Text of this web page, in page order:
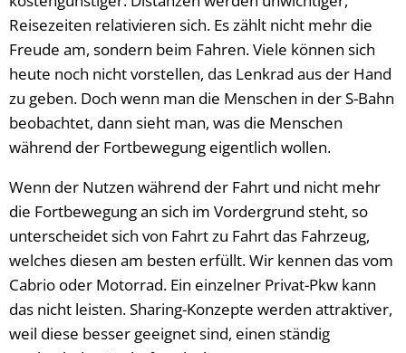
Reisezeiten relativieren sich. Es zählt nicht mehr die
Freude am, sondern beim Fahren. Viele können sich
heute noch nicht vorstellen, das Lenkrad aus der Hand
zu geben. Doch wenn man die Menschen in der S-Bahn
beobachtet, dann sieht man, was die Menschen
während der Fortbewegung eigentlich wollen.
Wenn der Nutzen während der Fahrt und nicht mehr
die Fortbewegung an sich im Vordergrund steht, so
unterscheidet sich von Fahrt zu Fahrt das Fahrzeug,
welches diesen am besten erfüllt. Wir kennen das vom
Cabrio oder Motorrad. Ein einzelner Privat-Pkw kann
das nicht leisten. Sharing-Konzepte werden attraktiver,
weil diese besser geeignet sind, einen ständig